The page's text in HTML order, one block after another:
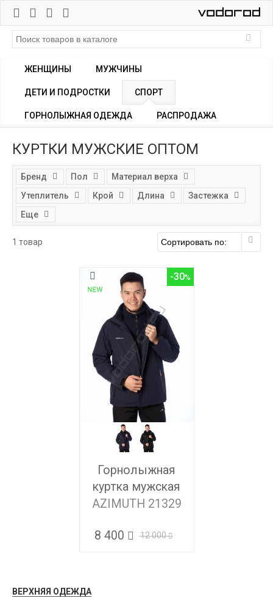
ЖЕНЩИНЫ МУЖЧИНЫ
ДЕТИ И ПОДРОСТКИ СПОРТ
ГОРНОЛЫЖНАЯ ОДЕЖДА РАСПРОДАЖА
ВЕРХНЯЯ ОДЕЖДА
КУРТКИ МУЖСКИЕ ОПТОМ
Бренд Пол
Материал верха
Утеплитель
Крой Длина
Застежка
Еще
1 товар
-30
Горнолыжная
куртка мужская
AZIMUTH 21329
8 400 12 000